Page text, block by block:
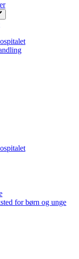
for børn og unge